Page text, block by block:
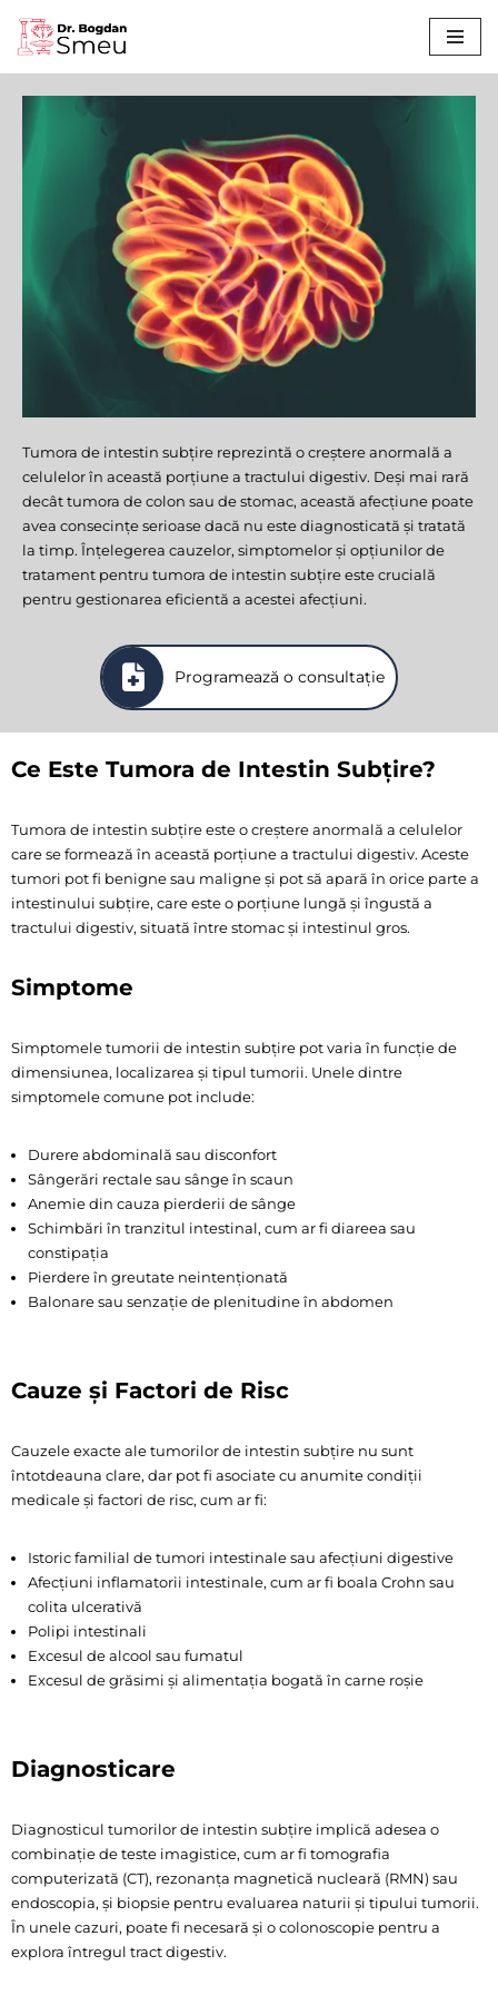
Sari
Tumoră de
Intestin Subțire
Tumora de intestin subțire reprezintă o creștere anormală a
celulelor în această porțiune a tractului digestiv. Deși mai rară
decât tumora de colon sau de stomac, această afecțiune poate
avea consecințe serioase dacă nu este diagnosticată și tratată
la timp. Înțelegerea cauzelor, simptomelor și opțiunilor de
tratament pentru tumora de intestin subțire este crucială
pentru gestionarea eficientă a acestei afecțiuni.
Programează o consultație
Ce Este Tumora de Intestin Subțire?
Tumora de intestin subțire este o creștere anormală a celulelor
care se formează în această porțiune a tractului digestiv. Aceste
tumori pot fi benigne sau maligne și pot să apară în orice parte a
intestinului subțire, care este o porțiune lungă și îngustă a
tractului digestiv, situată între stomac și intestinul gros.
Simptome
Simptomele tumorii de intestin subțire pot varia în funcție de
dimensiunea, localizarea și tipul tumorii. Unele dintre
simptomele comune pot include:
Durere abdominală sau disconfort
Sângerări rectale sau sânge în scaun
Anemie din cauza pierderii de sânge
Schimbări în tranzitul intestinal, cum ar fi diareea sau
constipația
Pierdere în greutate neintenționată
Balonare sau senzație de plenitudine în abdomen
Cauze și Factori de Risc
Cauzele exacte ale tumorilor de intestin subțire nu sunt
întotdeauna clare, dar pot fi asociate cu anumite condiții
medicale și factori de risc, cum ar fi:
Istoric familial de tumori intestinale sau afecțiuni digestive
Afecțiuni inflamatorii intestinale, cum ar fi boala Crohn sau
colita ulcerativă
Polipi intestinali
Excesul de alcool sau fumatul
Excesul de grăsimi și alimentația bogată în carne roșie
Diagnosticare
Diagnosticul tumorilor de intestin subțire implică adesea o
combinație de teste imagistice, cum ar fi tomografia
computerizată (CT), rezonanța magnetică nucleară (RMN) sau
endoscopia, și biopsie pentru evaluarea naturii și tipului tumorii.
În unele cazuri, poate fi necesară și o colonoscopie pentru a
explora întregul tract digestiv.